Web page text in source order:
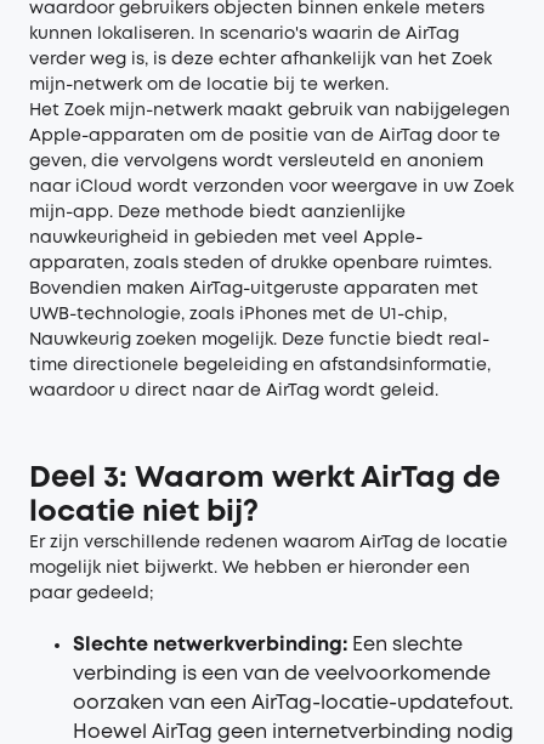
waardoor gebruikers objecten binnen enkele meters
kunnen lokaliseren. In scenario's waarin de AirTag
verder weg is, is deze echter afhankelijk van het Zoek
mijn-netwerk om de locatie bij te werken.
Het Zoek mijn-netwerk maakt gebruik van nabijgelegen
Apple-apparaten om de positie van de AirTag door te
geven, die vervolgens wordt versleuteld en anoniem
naar iCloud wordt verzonden voor weergave in uw Zoek
mijn-app. Deze methode biedt aanzienlijke
nauwkeurigheid in gebieden met veel Apple-
apparaten, zoals steden of drukke openbare ruimtes.
Bovendien maken AirTag-uitgeruste apparaten met
UWB-technologie, zoals iPhones met de U1-chip,
Nauwkeurig zoeken mogelijk. Deze functie biedt real-
time directionele begeleiding en afstandsinformatie,
waardoor u direct naar de AirTag wordt geleid.
Deel 3: Waarom werkt AirTag de
locatie niet bij?
Er zijn verschillende redenen waarom AirTag de locatie
mogelijk niet bijwerkt. We hebben er hieronder een
paar gedeeld;
Slechte netwerkverbinding: Een slechte
verbinding is een van de veelvoorkomende
oorzaken van een AirTag-locatie-updatefout.
Hoewel AirTag geen internetverbinding nodig